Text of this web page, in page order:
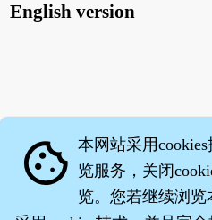
English version
cookie 本网站采用
览服务，关闭
览。您若继续浏